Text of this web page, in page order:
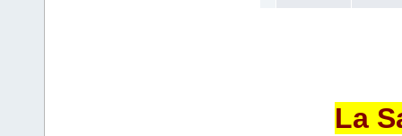
La